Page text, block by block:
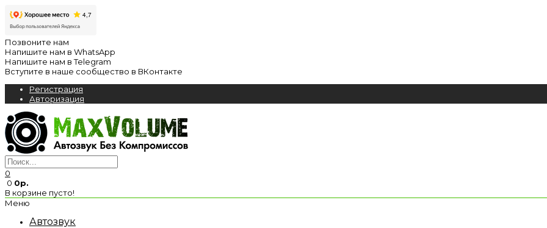
Позвоните нам
Напишите нам в WhatsApp
Напишите нам в Telegram
Вступите в наше сообщество в ВКонтакте
Регистрация
Авторизация
0
0 0р.
В корзине пусто!
Меню
Автозвук